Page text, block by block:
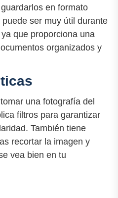
en formato
ser muy útil durante
que proporciona una
organizados y
una fotografía del
filtros para garantizar
También tiene
recortar la imagen y
vea bien en tu